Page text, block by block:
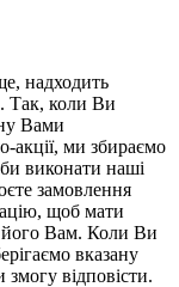
надходить
Так, коли Ви
Вами
акції, ми збираємо
виконати наші
замовлення
щоб мати
його Вам. Коли Ви
вказану
відповісти.